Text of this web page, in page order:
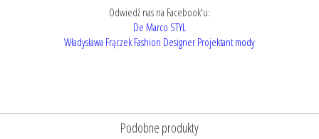
Odwiedź nas na Facebook'u:
De Marco STYL
Władysława Frączek Fashion Designer Projektant mody
Podobne produkty